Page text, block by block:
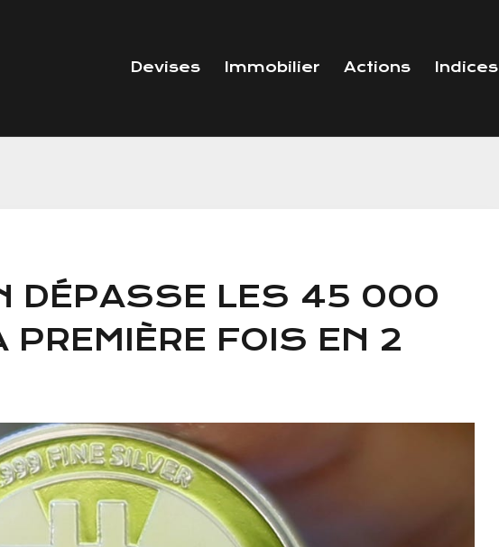
Devises Immobilier Actions Indices
DÉPASSE LES 45 000
PREMIÈRE FOIS EN 2